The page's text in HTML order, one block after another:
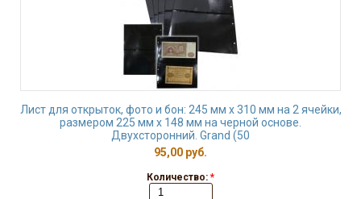
Лист для открыток, фото и бон: 245 мм х 310 мм на 2 ячейки,
размером 225 мм х 148 мм на черной основе.
Двухсторонний. Grand (50
95,00 руб.
Количество: *